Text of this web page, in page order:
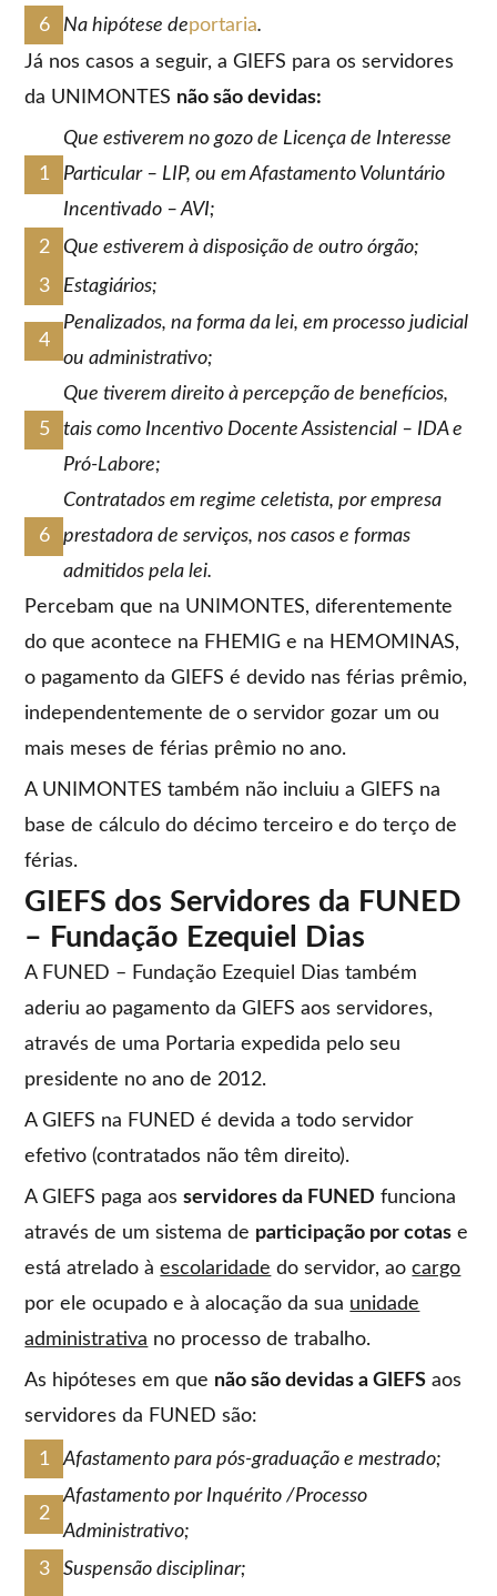
Na hipótese deportaria.
Já nos casos a seguir, a GIEFS para os servidores
da UNIMONTES não são devidas:
Que estiverem no gozo de Licença de Interesse
Particular – LIP, ou em Afastamento Voluntário
Incentivado – AVI;
Que estiverem à disposição de outro órgão;
Estagiários;
Penalizados, na forma da lei, em processo judicial
ou administrativo;
Que tiverem direito à percepção de benefícios,
tais como Incentivo Docente Assistencial – IDA e
Pró-Labore;
Contratados em regime celetista, por empresa
prestadora de serviços, nos casos e formas
admitidos pela lei.
Percebam que na UNIMONTES, diferentemente
do que acontece na FHEMIG e na HEMOMINAS,
o pagamento da GIEFS é devido nas férias prêmio,
independentemente de o servidor gozar um ou
mais meses de férias prêmio no ano.
A UNIMONTES também não incluiu a GIEFS na
base de cálculo do décimo terceiro e do terço de
férias.
GIEFS dos Servidores da FUNED
– Fundação Ezequiel Dias
A FUNED – Fundação Ezequiel Dias também
aderiu ao pagamento da GIEFS aos servidores,
através de uma Portaria expedida pelo seu
presidente no ano de 2012.
A GIEFS na FUNED é devida a todo servidor
efetivo (contratados não têm direito).
A GIEFS paga aosservidores da FUNED funciona
através de um sistema de participação por cotas e
está atrelado àescolaridade do servidor, aocargo
por ele ocupado e à alocação da sua unidade
administrativa no processo de trabalho.
As hipóteses em que não são devidas a GIEFS aos
servidores da FUNED são:
Afastamento para pós-graduação e mestrado;
Afastamento por Inquérito /Processo
Administrativo;
Suspensão disciplinar;